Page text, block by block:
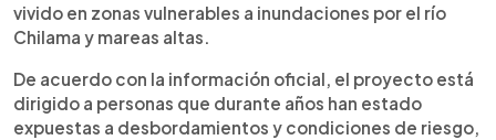
vivido en zonas vulnerables a inundaciones por el río
Chilama y mareas altas.
De acuerdo con la información oficial, el proyecto está
dirigido a personas que durante años han estado
expuestas a desbordamientos y condiciones de riesgo,